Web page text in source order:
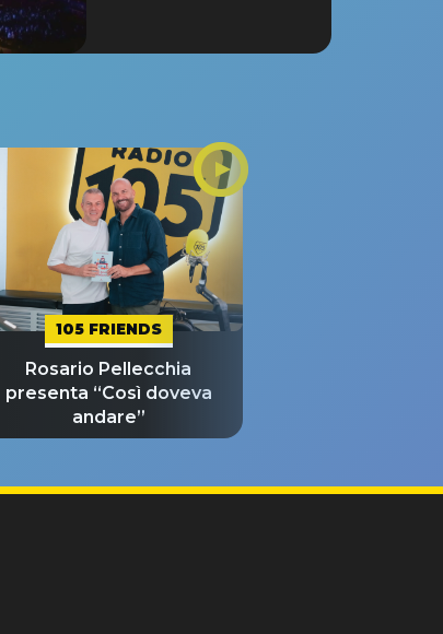
105 FRIENDS
Rosario Pellecchia
presenta “Così doveva
andare”